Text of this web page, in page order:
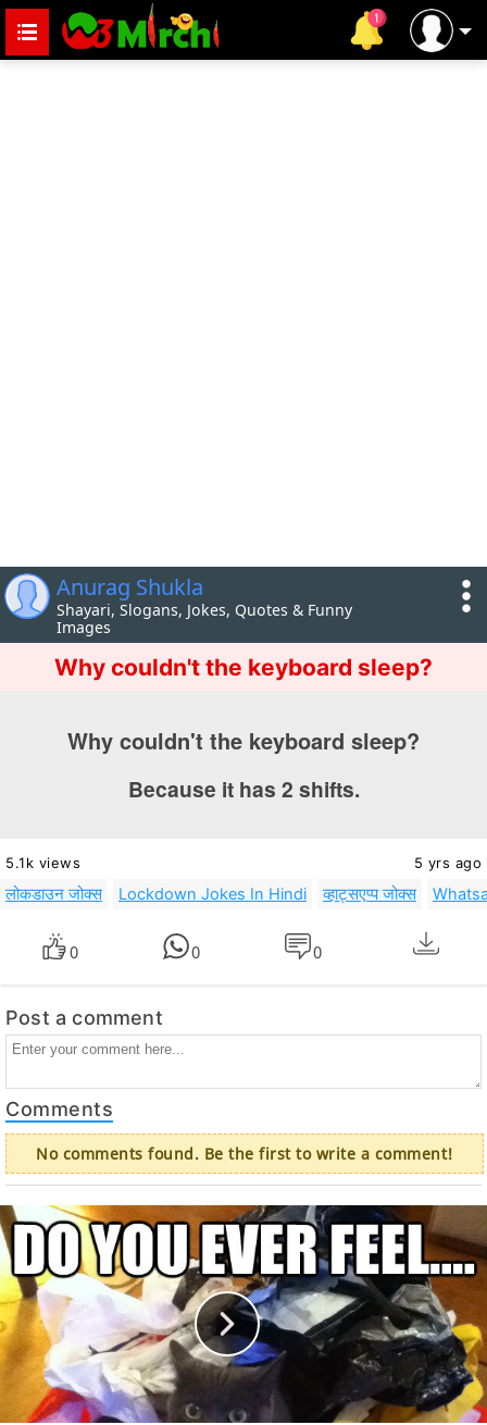
Anurag Shukla
Shayari, Slogans, Jokes, Quotes & Funny
Images
Why couldn't the keyboard sleep?
Why couldn't the keyboard sleep?
Because it has 2 shifts.
5.1k views 5 yrs ago
लोकडाउन जोक्स Lockdown Jokes In Hindi व्हाट्सएप्प जोक्स
0 0 0
Post a comment
Comments
No comments found. Be the first to write a comment!